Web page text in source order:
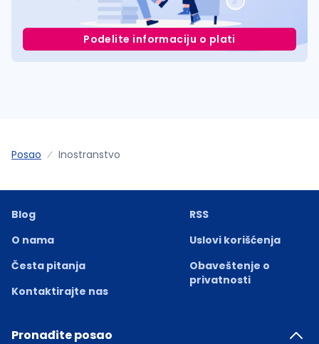
Podelite informaciju o plati
Posao Inostranstvo
Blog
O nama
Česta pitanja
Kontaktirajte nas
RSS
Uslovi korišćenja
Obaveštenje o
privatnosti
Pronađite posao